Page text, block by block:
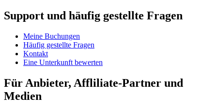
Support und häufig gestellte Fragen
Meine Buchungen
Häufig gestellte Fragen
Kontakt
Eine Unterkunft bewerten
Für Anbieter, Affliliate-Partner und
Medien